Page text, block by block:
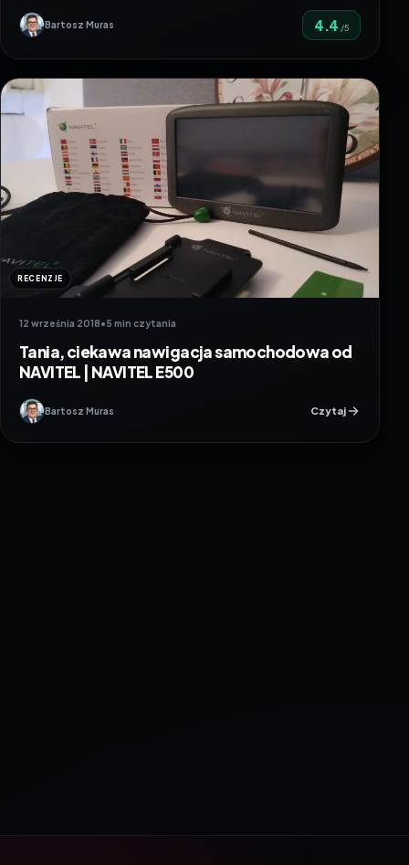
Bartosz Muras 4.4 /5
RECENZJE
12 września 2018•5 min czytania
Tania, ciekawa nawigacja samochodowa od
NAVITEL | NAVITEL E500
Bartosz Muras Czytaj